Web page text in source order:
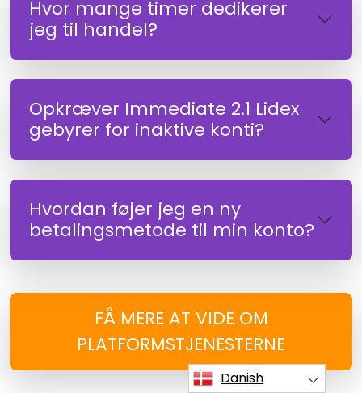
Hvor mange timer dedikerer
jeg til handel?
Opkræver Immediate 2.1 Lidex
gebyrer for inaktive konti?
Hvordan føjer jeg en ny
betalingsmetode til min konto?
FÅ MERE AT VIDE OM
PLATFORMSTJENESTERNE
Danish